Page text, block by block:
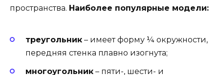
пространства. Наиболее популярные модели:
треугольник – имеет форму ¼ окружности,
передняя стенка плавно изогнута;
многоугольник – пяти-, шести- и